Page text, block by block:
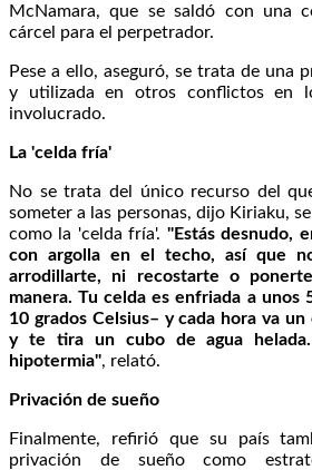
McNamara, que se saldó con una
cárcel para el perpetrador.
Pese a ello, aseguró, se trata de una
y utilizada en otros conflictos en
involucrado.
La 'celda fría'
No se trata del único recurso del
someter a las personas, dijo Kiriaku,
como la 'celda fría'. "Estás desnudo,
con argolla en el techo, así que
arrodillarte, ni recostarte o
manera. Tu celda es enfriada a unos
10 grados Celsius– y cada hora va
y te tira un cubo de agua
hipotermia", relató.
Privación de sueño
Finalmente, refirió que su país
privación de sueño como